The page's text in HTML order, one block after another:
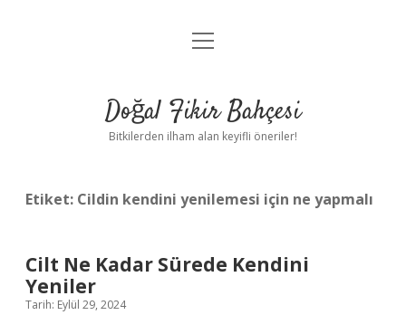
Anasayfa
Yasal Uyarı
menüyü
Doğal Fikir Bahçesi
Bitkilerden ilham alan keyifli öneriler!
Etiket: Cildin kendini yenilemesi için ne yapmalı
Cilt Ne Kadar Sürede Kendini
Yeniler
Tarih: Eylül 29, 2024